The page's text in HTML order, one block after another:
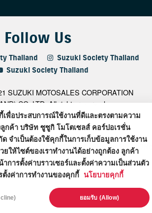
เพื่อประสบการณ์ใช้งานที่ดีและตรงตามความ
กค้า บริษัท ซูซูกิ โมโตเซลส์ คอร์ปอเรชั่น
ด จำเป็นต้องใช้คุกกี้ในการเก็บข้อมูลการใช้งาน
ยให้ไซต์ของเราทำงานได้อย่างถูกต้อง ลูกค้า
าการตั้งค่าบราวเซอร์และตั้งค่าความเป็นส่วนตัว
ตั้งค่าการทำงานของคุกกี้ นโยบายคุกกี้
ยอมรับ (Allow)
Follow Us
Thailand
Suzuki Society Thailand
Suzuki Society Thailand
SUZUKI MOTOSALES CORPORATION
CO.,LTD. All rights reserved.